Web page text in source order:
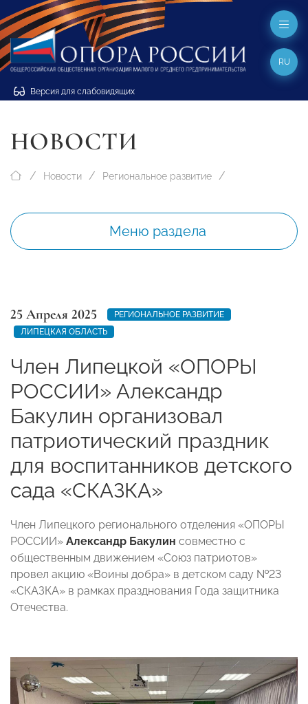
Версия для слабовидящих
RU
НОВОСТИ
Новости Региональное развитие
Меню раздела
25 Апреля 2025
РЕГИОНАЛЬНОЕ РАЗВИТИЕ
ЛИПЕЦКАЯ ОБЛАСТЬ
Член Липецкой «ОПОРЫ
РОССИИ» Александр
Бакулин организовал
патриотический праздник
для воспитанников детского
сада «СКАЗКА»
Член Липецкого регионального отделения «ОПОРЫ
РОССИИ» Александр Бакулин совместно с
общественным движением «Союз патриотов»
провел акцию «Воины добра» в детском саду №23
«СКАЗКА» в рамках празднования Года защитника
Отечества.